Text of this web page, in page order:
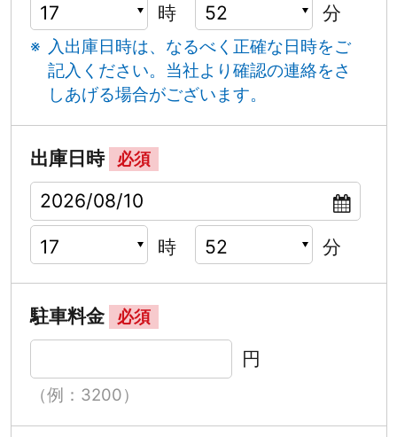
時 分
入出庫日時は、なるべく正確な日時をご
記入ください。 当社より確認の連絡をさ
しあげる場合がございます。
出庫日時 必須
時 分
駐車料金 必須
円
（例：3200）